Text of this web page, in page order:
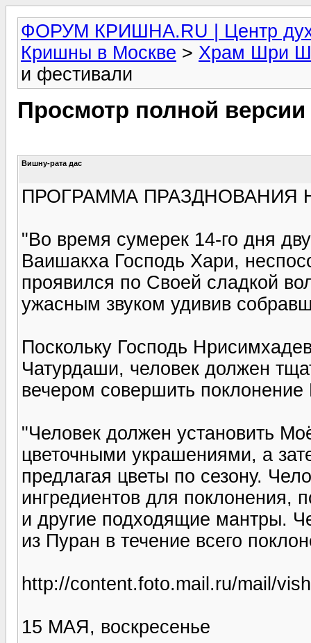
ФОРУМ КРИШНА.RU | Центр
Кришны в Москве > Храм Шри
и фестивали
Просмотр полной
Вишну-рата дас
ПРОГРАММА ПРАЗДНОВАНИЯ
"Во время сумерек 14-го дня
Ваишакха Господь Хари,
проявился по Своей сладкой
ужасным звуком удивив
Поскольку Господь
Чатурдаши, человек должен
вечером совершить
"Человек должен установить
цветочными украшениями, а
предлагая цветы по сезону.
ингредиентов для поклонения,
и другие подходящие мантры.
из Пуран в течение всего
http://content.foto.mail.ru/mail/
15 МАЯ, воскресенье